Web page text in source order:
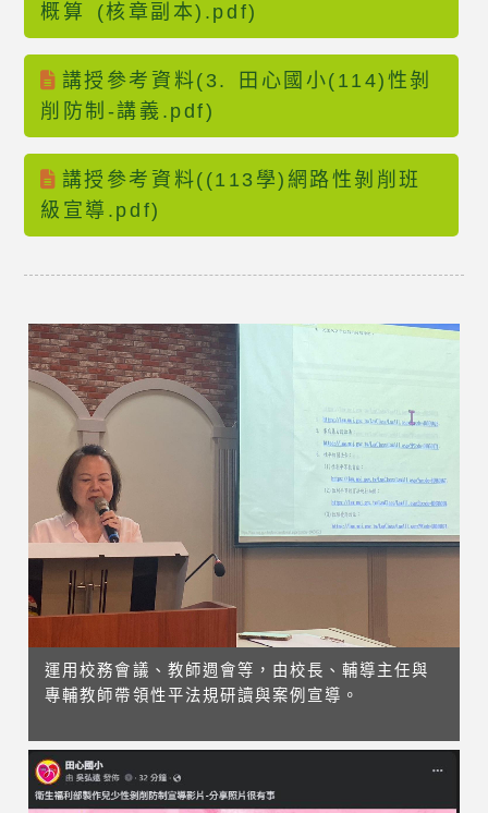
概算 (核章副本).pdf)
講授參考資料(3. 田心國小(114)性剝
削防制-講義.pdf)
講授參考資料((113學)網路性剝削班
級宣導.pdf)
運用校務會議、教師週會等，由校長、輔導主任與
專輔教師帶領性平法規研讀與案例宣導。